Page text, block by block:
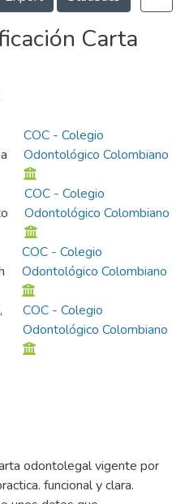
Carta
COC - Colegio
Odontológico Colombiano
COC - Colegio
Odontológico Colombiano
COC - Colegio
Odontológico Colombiano
COC - Colegio
Odontológico Colombiano
odontolegal vigente por
funcional y clara.